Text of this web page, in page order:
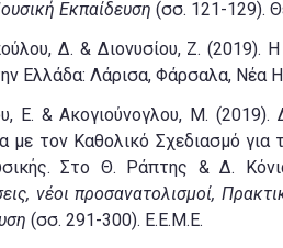
Εκπαίδευση (σσ. 121-129).
Δ. & Διονυσίου, Ζ. (2019).
Ελλάδα: Λάρισα, Φάρσαλα, Νέα
Ε. & Ακογιούνογλου, Μ.
με τον Καθολικό Σχεδιασμό για
Στο Θ. Ράπτης & Δ.
νέοι προσανατολισμοί,
(σσ. 291-300). Ε.Ε.Μ.Ε.